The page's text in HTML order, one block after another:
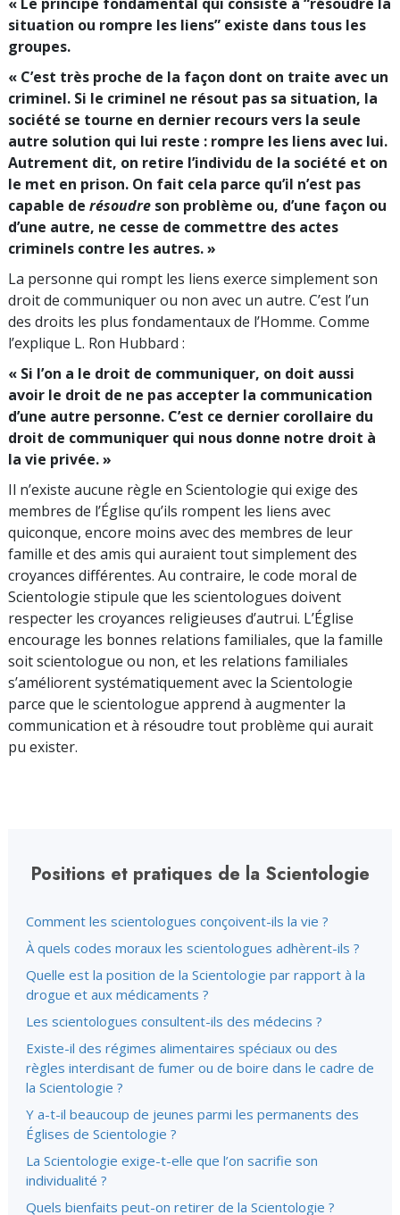
situation ou rompre les liens” existe dans tous les
groupes.
« C’est très proche de la façon dont on traite avec un
criminel. Si le criminel ne résout pas sa situation, la
société se tourne en dernier recours vers la seule
autre solution qui lui reste : rompre les liens avec lui.
Autrement dit, on retire l’individu de la société et on
le met en prison. On fait cela parce qu’il n’est pas
capable de résoudre son problème ou, d’une façon ou
d’une autre, ne cesse de commettre des actes
criminels contre les autres. »
La personne qui rompt les liens exerce simplement son
droit de communiquer ou non avec un autre. C’est l’un
des droits les plus fondamentaux de l’Homme. Comme
l’explique L. Ron Hubbard :
« Si l’on a le droit de communiquer, on doit aussi
avoir le droit de ne pas accepter la communication
d’une autre personne. C’est ce dernier corollaire du
droit de communiquer qui nous donne notre droit à
la vie privée. »
Il n’existe aucune règle en Scientologie qui exige des
membres de l’Église qu’ils rompent les liens avec
quiconque, encore moins avec des membres de leur
famille et des amis qui auraient tout simplement des
croyances différentes. Au contraire, le code moral de
Scientologie stipule que les scientologues doivent
respecter les croyances religieuses d’autrui. L’Église
encourage les bonnes relations familiales, que la famille
soit scientologue ou non, et les relations familiales
s’améliorent systématiquement avec la Scientologie
parce que le scientologue apprend à augmenter la
communication et à résoudre tout problème qui aurait
pu exister.
Positions et pratiques de la Scientologie
Comment les scientologues conçoivent-ils la vie ?
À quels codes moraux les scientologues adhèrent-ils ?
Quelle est la position de la Scientologie par rapport à la
drogue et aux médicaments ?
Les scientologues consultent-ils des médecins ?
Existe-il des régimes alimentaires spéciaux ou des
règles interdisant de fumer ou de boire dans le cadre de
la Scientologie ?
Y a-t-il beaucoup de jeunes parmi les permanents des
Églises de Scientologie ?
La Scientologie exige-t-elle que l’on sacrifie son
individualité ?
Quels bienfaits peut-on retirer de la Scientologie ?